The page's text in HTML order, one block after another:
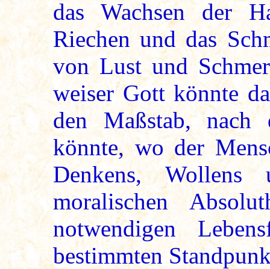
das Wachsen der
Riechen und das
von Lust und
weiser Gott könnte
den Maßstab, nach
könnte, wo der
Denkens,
moralischen
notwendigen
bestimmten